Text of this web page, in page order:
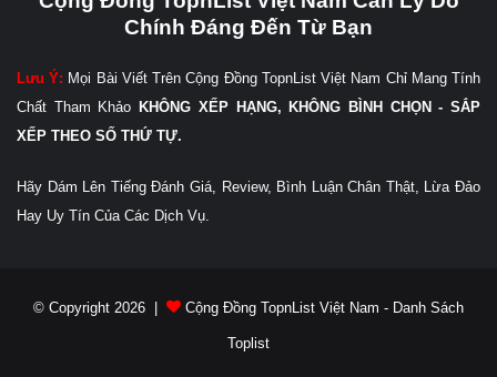
Chính Đáng Đến Từ Bạn
Lưu Ý: Mọi Bài Viết Trên Cộng Đồng TopnList Việt Nam Chỉ Mang Tính
Chất Tham Khảo KHÔNG XẾP HẠNG, KHÔNG BÌNH CHỌN - SẮP
XẾP THEO SỐ THỨ TỰ.
Hãy Dám Lên Tiếng Đánh Giá, Review, Bình Luận Chân Thật, Lừa Đảo
Hay Uy Tín Của Các Dịch Vụ.
© Copyright 2026 | Cộng Đồng TopnList Việt Nam - Danh Sách
Toplist